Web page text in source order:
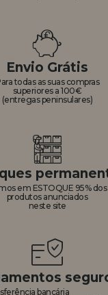
Envio Grátis
todas as suas compras
superiores a 100€
(entregas peninsulares)
em ESTOQUE 95% dos
produtos anunciados
neste site
bancária